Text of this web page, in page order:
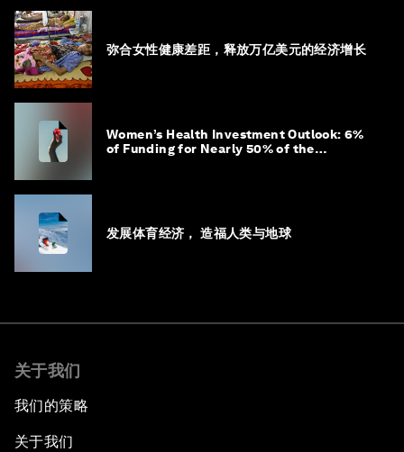
弥合女性健康差距，释放万亿美元的经济增长
Women’s Health Investment Outlook: 6%
of Funding for Nearly 50% of the
发展体育经济， 造福人类与地球
关于我们
我们的策略
关于我们